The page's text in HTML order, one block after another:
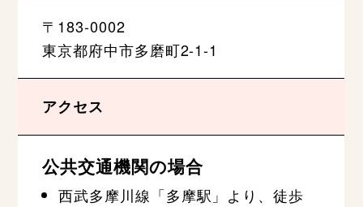
〒183-0002
東京都府中市多磨町2-1-1
アクセス
公共交通機関の場合
西武多摩川線「多摩駅」より、徒歩